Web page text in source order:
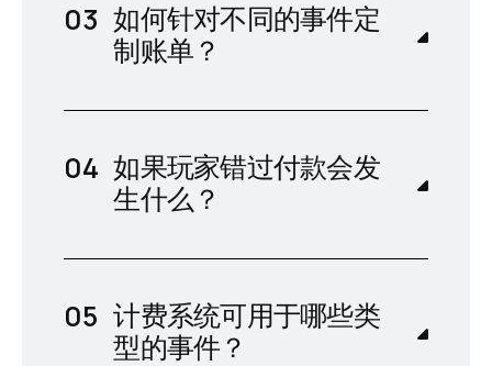
如何针对不同的事件定
制账单？
如果玩家错过付款会发
生什么？
计费系统可用于哪些类
型的事件？